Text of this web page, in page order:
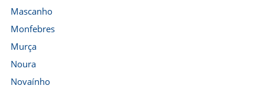
Mascanho
Monfebres
Murça
Noura
Novaínho